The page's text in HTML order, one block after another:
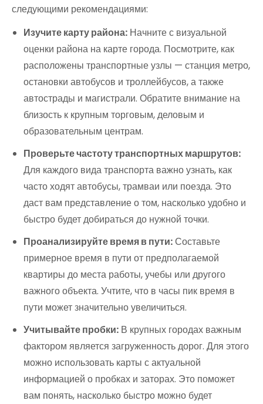
следующими рекомендациями:
Изучите карту района: Начните с визуальной
оценки района на карте города. Посмотрите, как
расположены транспортные узлы — станция метро,
остановки автобусов и троллейбусов, а также
автострады и магистрали. Обратите внимание на
близость к крупным торговым, деловым и
образовательным центрам.
Проверьте частоту транспортных маршрутов:
Для каждого вида транспорта важно узнать, как
часто ходят автобусы, трамваи или поезда. Это
даст вам представление о том, насколько удобно и
быстро будет добираться до нужной точки.
Проанализируйте время в пути:Составьте
примерное время в пути от предполагаемой
квартиры до места работы, учебы или другого
важного объекта. Учтите, что в часы пик время в
пути может значительно увеличиться.
Учитывайте пробки: В крупных городах важным
фактором является загруженность дорог. Для этого
можно использовать карты с актуальной
информацией о пробках и заторах. Это поможет
вам понять, насколько быстро можно будет